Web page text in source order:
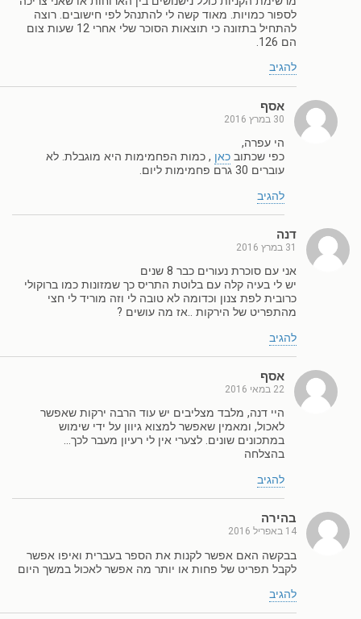
לספור כמויות. מאוד קשה לי להתנהל לפי חישובים. רוצה
להתחיל בתזונה כי תוצאות הסוכר שלי אחרי 12 שעות צום
הם 126.
להגיב
אסף
30 במרץ 2016
הי עפרה,
כפי שכתוב כאן , כמות הפחמימות היא מוגבלת. לא
עוברים 30 גרם פחמימות ליום.
להגיב
דנה
31 במרץ 2016
אני עם סוכרת נעורים כבר 8 שנים
יש לי בעיה קלה עם בלוטת התריס כך שמזונות כמו ברוקולי
כרובית לפת צנון וכדומה לא טובה לי וזה מוריד לי חצי
מהתפריט של הירקות ..אז מה עושים ?
להגיב
אסף
22 במאי 2016
היי דנה, מלבד מצליבים יש עוד הרבה ירקות שאפשר
לאכול, ומאמין שאפשר למצוא גיוון על ידי שימוש
במתכונים שונים. לצערי אין לי רעיון מעבר לכך…
בהצלחה
להגיב
בהירה
14 באפריל 2016
בבקשה האם אפשר לקנות את הספר בעברית ואיפו אפשר
לקבל תפריט של פחות או יותר מה אפשר לאכול במשך היום
להגיב